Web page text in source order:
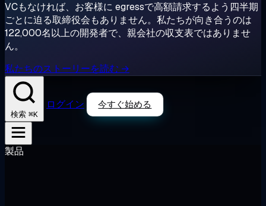
VCもなければ、お客様に egressで高額請求するよう四半期
ごとに迫る取締役会もありません。私たちが向き合うのは
122,000名以上の開発者で、親会社の収支表ではありませ
ん。
私たちのストーリーを読む →
検索 ⌘K
ログイン 今すぐ始める
製品